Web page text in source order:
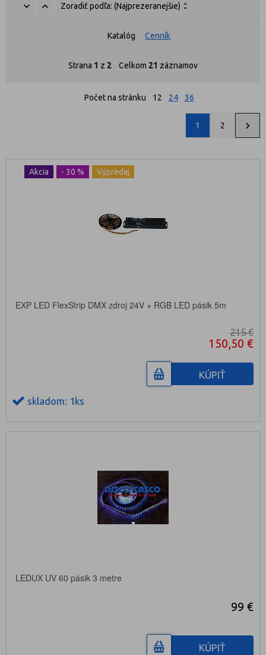
Zoradiť podľa: (Najprezeranejšie)
Katalóg Cenník
Strana 1 z 2 Celkom 21 záznamov
Počet na stránku 12 24 36
1 2
Akcia - 30 % Výpredaj
EXP LED FlexStrip DMX zdroj 24V + RGB LED pásik 5m
215 €
150,50 €
KÚPIŤ
skladom: 1ks
LEDUX UV 60 pásik 3 metre
99 €
KÚPIŤ